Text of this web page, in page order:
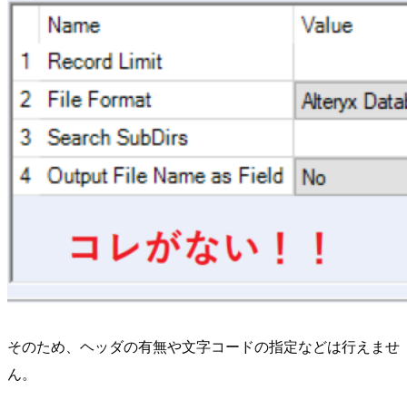
そのため、ヘッダの有無や文字コードの指定などは行えませ
ん。